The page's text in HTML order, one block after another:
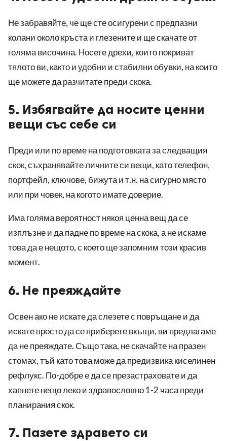
Не забравяйте, че ще сте осигурени с предпазни
колани около кръста и глезените и ще скачате от
голяма височина. Носете дрехи, които покриват
тялото ви, както и удобни и стабилни обувки, на които
ще можете да разчитате преди скока.
5. Избягвайте да носите ценни
вещи със себе си
Преди или по време на подготовката за следващия
скок, съхранявайте личните си вещи, като телефон,
портфейл, ключове, бижута и т.н. на сигурно място
или при човек, на когото имате доверие.
Има голяма вероятност някоя ценна вещ да се
изплъзне и да падне по време на скока, а не искаме
това да е нещото, с което ще запомним този красив
момент.
6. Не преяждайте
Освен ако не искате да слезете с повръщане и да
искате просто да се приберете вкъщи, ви предлагаме
да не преяждате. Също така, не скачайте на празен
стомах, тъй като това може да предизвика киселинен
рефлукс. По-добре е да се презастраховате и да
хапнете нещо леко и здравословно 1-2 часа преди
планирания скок.
7. Пазете здравето си